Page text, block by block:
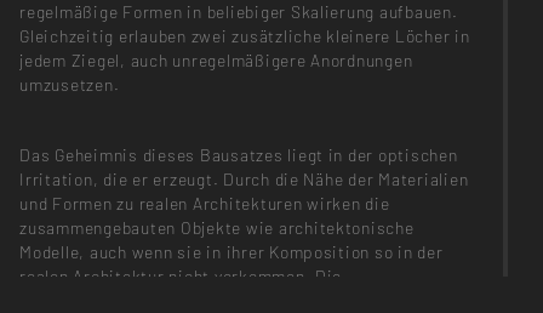
regelmäßige Formen in beliebiger Skalierung aufbauen.
Gleichzeitig erlauben zwei zusätzliche kleinere Löcher in
jedem Ziegel, auch unregelmäßigere Anordnungen
umzusetzen.
Das Geheimnis dieses Bausatzes liegt in der optischen
Irritation, die er erzeugt. Durch die Nähe der Materialien
und Formen zu realen Architekturen wirken die
zusammengebauten Objekte wie architektonische
Modelle, auch wenn sie in ihrer Komposition so in der
realen Architektur nicht vorkommen. Die